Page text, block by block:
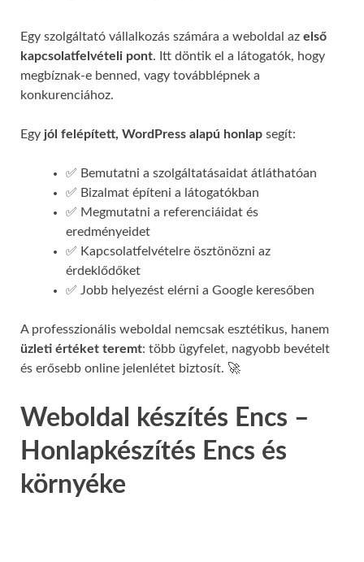
Egy szolgáltató vállalkozás számára a weboldal az első
kapcsolatfelvételi pont. Itt döntik el a látogatók, hogy
megbíznak-e benned, vagy továbblépnek a
konkurenciához.
Egy jól felépített, WordPress alapú honlap segít:
✅ Bemutatni a szolgáltatásaidat átláthatóan
✅ Bizalmat építeni a látogatókban
✅ Megmutatni a referenciáidat és
eredményeidet
✅ Kapcsolatfelvételre ösztönözni az
érdeklődőket
✅ Jobb helyezést elérni a Google keresőben
A professzionális weboldal nemcsak esztétikus, hanem
üzleti értéket teremt: több ügyfelet, nagyobb bevételt
és erősebb online jelenlétet biztosít. 🚀
Weboldal készítés Encs –
Honlapkészítés Encs és
környéke